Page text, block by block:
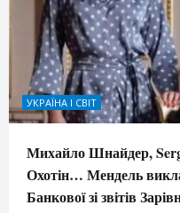
УКРАЇНА І СВІТ
Михайло Шнайдер,
Охотін… Мендель
Банкової зі звітів